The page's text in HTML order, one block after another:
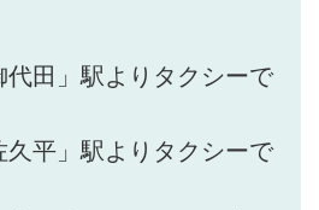
代田」駅よりタクシーで
平」駅よりタクシーで